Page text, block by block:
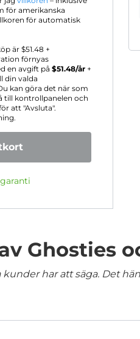
för amerikanska
för automatisk
är $51.48 +
förnyas
en avgift på $51.48/år +
din valda
kan göra det när som
till kontrollpanelen och
att "Avsluta".
Ghosties
kunder har att säga. Det